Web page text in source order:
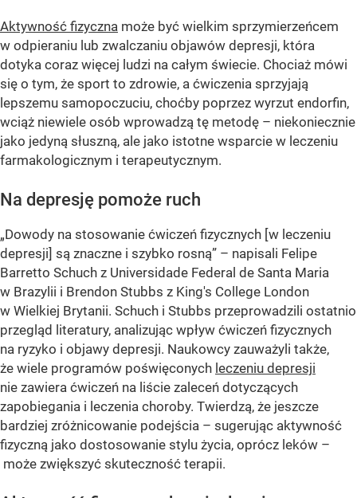
Aktywność fizyczna może być wielkim sprzymierzeńcem
w odpieraniu lub zwalczaniu objawów depresji, która
dotyka coraz więcej ludzi na całym świecie. Chociaż mówi
się o tym, że sport to zdrowie, a ćwiczenia sprzyjają
lepszemu samopoczuciu, choćby poprzez wyrzut endorfin,
wciąż niewiele osób wprowadzą tę metodę – niekoniecznie
jako jedyną słuszną, ale jako istotne wsparcie w leczeniu
farmakologicznym i terapeutycznym.
Na depresję pomoże ruch
„Dowody na stosowanie ćwiczeń fizycznych [w leczeniu
depresji] są znaczne i szybko rosną” – napisali Felipe
Barretto Schuch z Universidade Federal de Santa Maria
w Brazylii i Brendon Stubbs z King's College London
w Wielkiej Brytanii. Schuch i Stubbs przeprowadzili ostatnio
przegląd literatury, analizując wpływ ćwiczeń fizycznych
na ryzyko i objawy depresji. Naukowcy zauważyli także,
że wiele programów poświęconych leczeniu depresji
nie zawiera ćwiczeń na liście zaleceń dotyczących
zapobiegania i leczenia choroby. Twierdzą, że jeszcze
bardziej zróżnicowanie podejścia – sugerując aktywność
fizyczną jako dostosowanie stylu życia, oprócz leków –
może zwiększyć skuteczność terapii.